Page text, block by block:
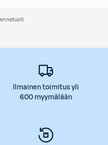
Ilmainen toimitus yli
600 myymälään